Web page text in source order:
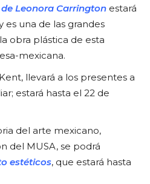
Leonora Carrington estará
es una de las grandes
obra plástica de esta
mexicana.
llevará a los presentes a
estará hasta el 22 de
del arte mexicano,
del MUSA, se podrá
estéticos, que estará hasta